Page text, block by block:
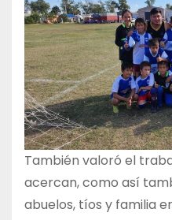
También valoró el
acercan, como así
abuelos, tíos y familia